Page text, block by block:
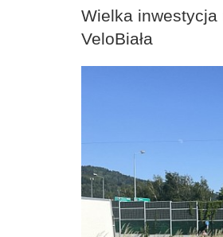
Wielka inwestycja
VeloBiała